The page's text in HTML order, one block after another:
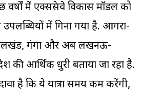
वर्षों में एक्सप्रेसवे विकास मॉडल को
में गिना गया है. आगरा-
गंगा और अब लखनऊ-
की आर्थिक धुरी बताया जा रहा है.
है कि ये यात्रा समय कम करेंगी,